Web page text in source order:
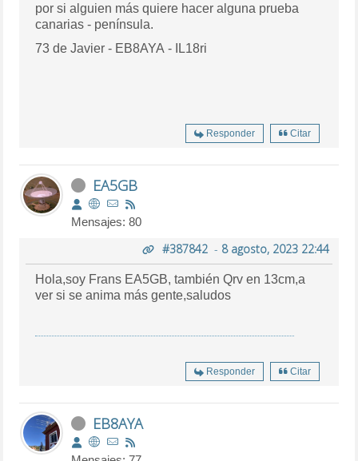
por si alguien más quiere hacer alguna prueba
canarias - península.
73 de Javier - EB8AYA - IL18ri
Responder Citar
EA5GB
Mensajes: 80
#387842- 8 agosto, 2023 22:44
Hola,soy Frans EA5GB, también Qrv en 13cm,a
ver si se anima más gente,saludos
Responder Citar
EB8AYA